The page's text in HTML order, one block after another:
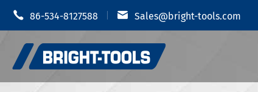
 86-534-8127588  Sales@bright-tools.com